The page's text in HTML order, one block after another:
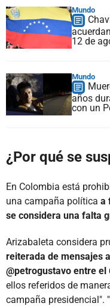
Mundo
12 de
Mundo
años
con un
¿Por qué se
En Colombia está
una campaña política a
se considera una falta
Arizabaleta considera
reiterada de mensajes
@petrogustavo entre el
ellos referidos de
campaña presidencial".